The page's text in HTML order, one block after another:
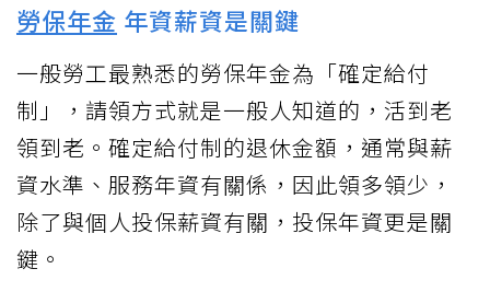
勞保年金 年資薪資是關鍵
一般勞工最熟悉的勞保年金為「確定給付
制」，請領方式就是一般人知道的，活到老
領到老。確定給付制的退休金額，通常與薪
資水準、服務年資有關係，因此領多領少，
除了與個人投保薪資有關，投保年資更是關
鍵。